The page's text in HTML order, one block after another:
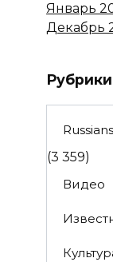
Январь
Декабрь
Рубрики
(3 359)
Видео